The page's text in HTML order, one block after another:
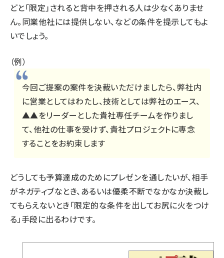
どと「限定」されると背中を押される人は少なくありませ
ん。同業他社には提供しない、などの条件を提示してもよ
いでしょう。
（例）
今回ご提案の案件を決裁いただけましたら、弊社内
に営業としてはわたし、技術としては弊社のエース、
▲▲をリーダーとした貴社専任チームを作りまし
て、他社の仕事を受けず、貴社プロジェクトに専念
することをお約束します
どうしても予算達成のためにプレゼンを通したいが、相手
がネガティブなとき、あるいは優柔不断でなかなか決裁し
てもらえないとき「限定的な条件を出してお尻に火をつけ
る」手段に出るわけです。